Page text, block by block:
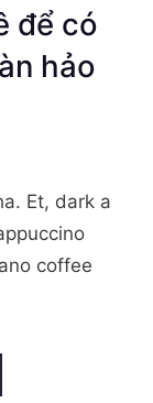
để có
hảo
Et, dark a
coffee